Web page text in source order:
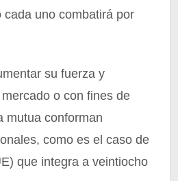
cada uno combatirá por
su fuerza y
o con fines de
mutua conforman
como es el caso de
que integra a veintiocho